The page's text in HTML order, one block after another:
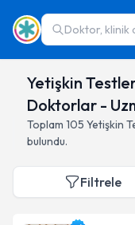
Doktor, klinik
Yetişkin
Doktorlar -
Toplam 105 Yetişkin
bulundu.
Filtrele